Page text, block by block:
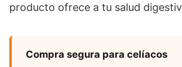
producto ofrece a tu salud
Compra segura para celíacos